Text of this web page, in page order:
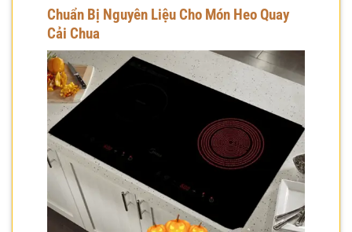
Chuẩn Bị Nguyên Liệu Cho Món Heo Quay
Cải Chua